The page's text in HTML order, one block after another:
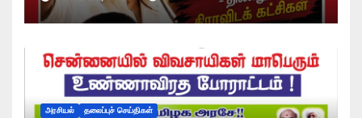
அரசியல் தலைப்புச் செய்திகள்